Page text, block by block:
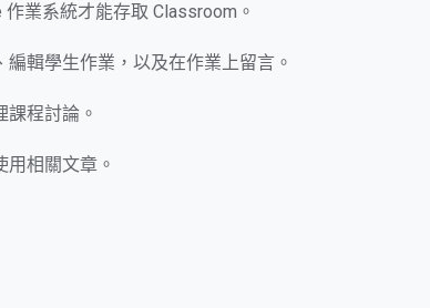
業系統才能存取 Classroom。
輯學生作業，以及在作業上留言。
課程討論。
相關文章。